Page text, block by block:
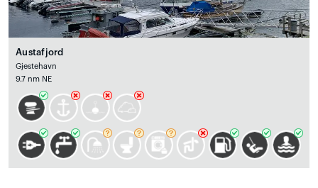
Austafjord
Gjestehavn
9.7 nm NE